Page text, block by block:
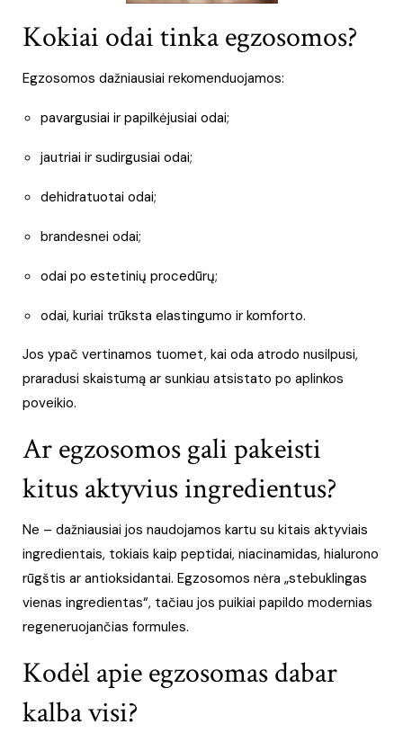
Kokiai odai tinka egzosomos?
Egzosomos dažniausiai rekomenduojamos:
pavargusiai ir papilkėjusiai odai;
jautriai ir sudirgusiai odai;
dehidratuotai odai;
brandesnei odai;
odai po estetinių procedūrų;
odai, kuriai trūksta elastingumo ir komforto.
Jos ypač vertinamos tuomet, kai oda atrodo nusilpusi,
praradusi skaistumą ar sunkiau atsistato po aplinkos
poveikio.
Ar egzosomos gali pakeisti
kitus aktyvius ingredientus?
Ne – dažniausiai jos naudojamos kartu su kitais aktyviais
ingredientais, tokiais kaip peptidai, niacinamidas, hialurono
rūgštis ar antioksidantai. Egzosomos nėra „stebuklingas
vienas ingredientas“, tačiau jos puikiai papildo modernias
regeneruojančias formules.
Kodėl apie egzosomas dabar
kalba visi?